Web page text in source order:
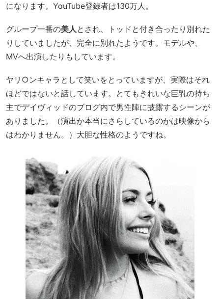
になります。YouTube登録者は130万人。
グループ一番の美人 とされ、トッドと付き合ったり別れた
りしていましたが、完全に別れたようです。モデルや、
MVへ出演したりもしています。
ヤリ○ンキャラとして笑いをとっていますが、実際はそれ
ほどではないと話しています。とてもきれいな巨乳の持ち
主でデイヴィッドのブログ内で男性陣に披露するシーンが
ありました。（演出か本当にさらしているのかは映像から
はわかりません。）大胆な性格のようですね。